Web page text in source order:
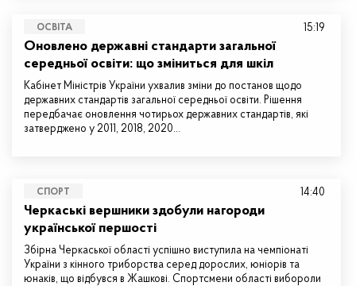
ОСВІТА
Оновлено державні стандарти загальної
середньої освіти: що зміниться для шкіл
Кабінет Міністрів України ухвалив зміни до постанов щодо
державних стандартів загальної середньої освіти. Рішення
передбачає оновлення чотирьох державних стандартів, які
затверджено у 2011, 2018, 2020…
15:19
СПОРТ
Черкаські вершники здобули нагороди
української першості
Збірна Черкаської області успішно виступила на чемпіонаті
України з кінного триборства серед дорослих, юніорів та
юнаків, що відбувся в Жашкові. Спортсмени області вибороли
14:40